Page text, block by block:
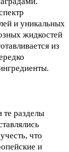
и уникальных
жидкостей
из
те разделы
что
и